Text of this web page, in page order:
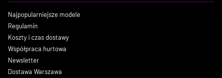
Najpopularniejsze modele
Regulamin
Koszty i czas dostawy
Współpraca hurtowa
Newsletter
Dostawa Warszawa